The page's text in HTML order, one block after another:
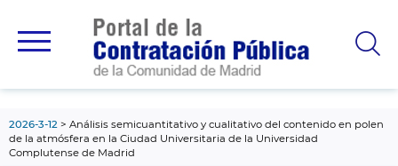
principal
2026-3-12
Análisis semicuantitativo y cualitativo del contenido en polen
de la atmósfera en la Ciudad Universitaria de la Universidad
Complutense de Madrid